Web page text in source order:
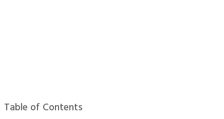
Table of Contents